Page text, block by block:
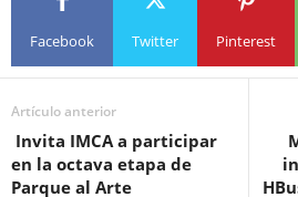
Facebook Twitter Pinterest
Artículo anterior
Invita IMCA a participar
en la octava etapa de
Parque al Arte